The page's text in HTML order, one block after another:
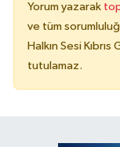
Yorum yazarak
ve tüm
Halkın Sesi
tutulamaz.